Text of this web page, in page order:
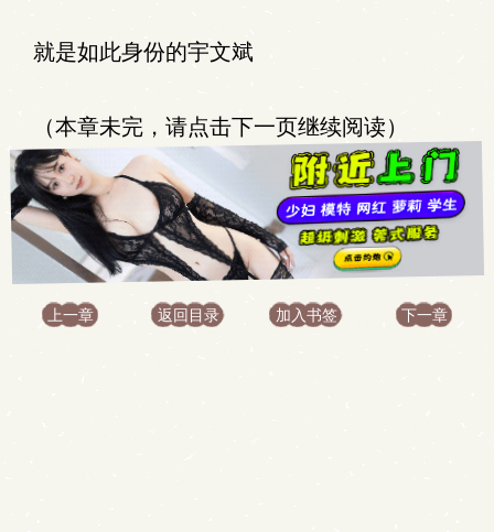
就是如此身份的宇文斌
（本章未完，请点击下一页继续阅读）
上一章 返回目录 加入书签 下一章